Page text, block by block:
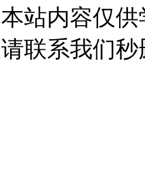
站内容仅
联系我们秒